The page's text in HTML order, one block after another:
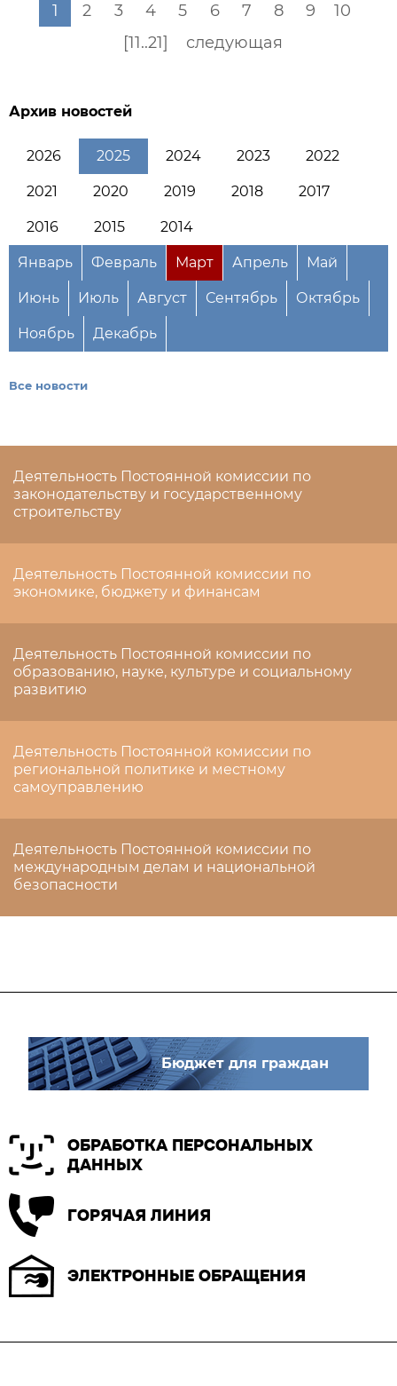
1 2 3 4 5 6 7 8 9
10
[11..21]
следующая
Архив новостей
2026 2025 2024 2023 2022
2021 2020 2019 2018 2017
2016 2015 2014
Январь Февраль Март Апрель Май
Июнь Июль Август Сентябрь Октябрь
Ноябрь Декабрь
Все новости
Деятельность Постоянной комиссии по
законодательству и государственному
строительству
Деятельность Постоянной комиссии по
экономике, бюджету и финансам
Деятельность Постоянной комиссии по
образованию, науке, культуре и социальному
развитию
Деятельность Постоянной комиссии по
региональной политике и местному
самоуправлению
Деятельность Постоянной комиссии по
международным делам и национальной
безопасности
Бюджет для граждан
ОБРАБОТКА ПЕРСОНАЛЬНЫХ
ДАННЫХ
ГОРЯЧАЯ ЛИНИЯ
ЭЛЕКТРОННЫЕ ОБРАЩЕНИЯ